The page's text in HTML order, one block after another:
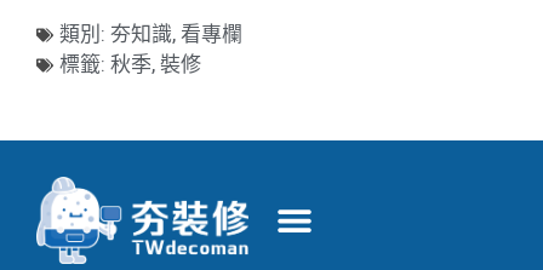
類別: 夯知識, 看專欄
標籤: 秋季, 裝修